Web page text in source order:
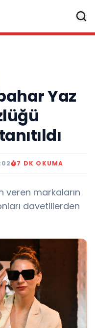
Yaz
7 DK OKUMA
veren markaların
davetlilerden